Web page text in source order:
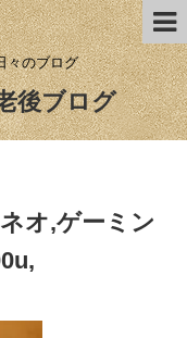
々のブログ
後ブログ
オ,ゲーミン